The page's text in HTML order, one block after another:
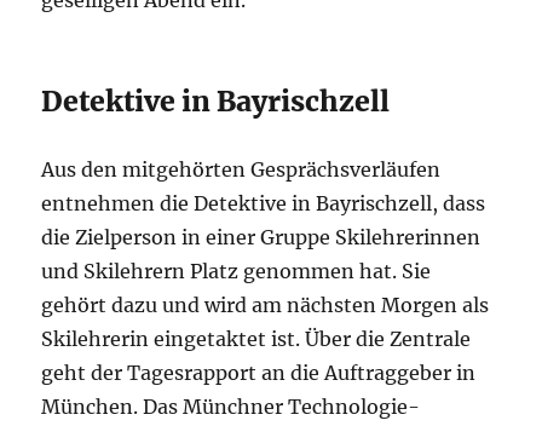
Detektive in Bayrischzell
Aus den mitgehörten Gesprächsverläufen
entnehmen die Detektive in Bayrischzell, dass
die Zielperson in einer Gruppe Skilehrerinnen
und Skilehrern Platz genommen hat. Sie
gehört dazu und wird am nächsten Morgen als
Skilehrerin eingetaktet ist. Über die Zentrale
geht der Tagesrapport an die Auftraggeber in
München. Das Münchner Technologie-